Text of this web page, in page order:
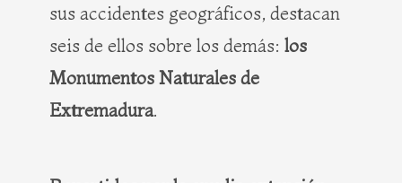
sus accidentes geográficos, destacan
seis de ellos sobre los demás: los
Monumentos Naturales de
Extremadura.